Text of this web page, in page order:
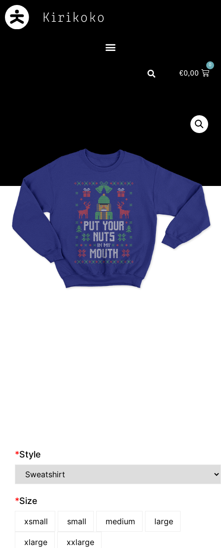
€0,00
0
*Style
*Size
xsmall small medium large
xlarge xxlarge